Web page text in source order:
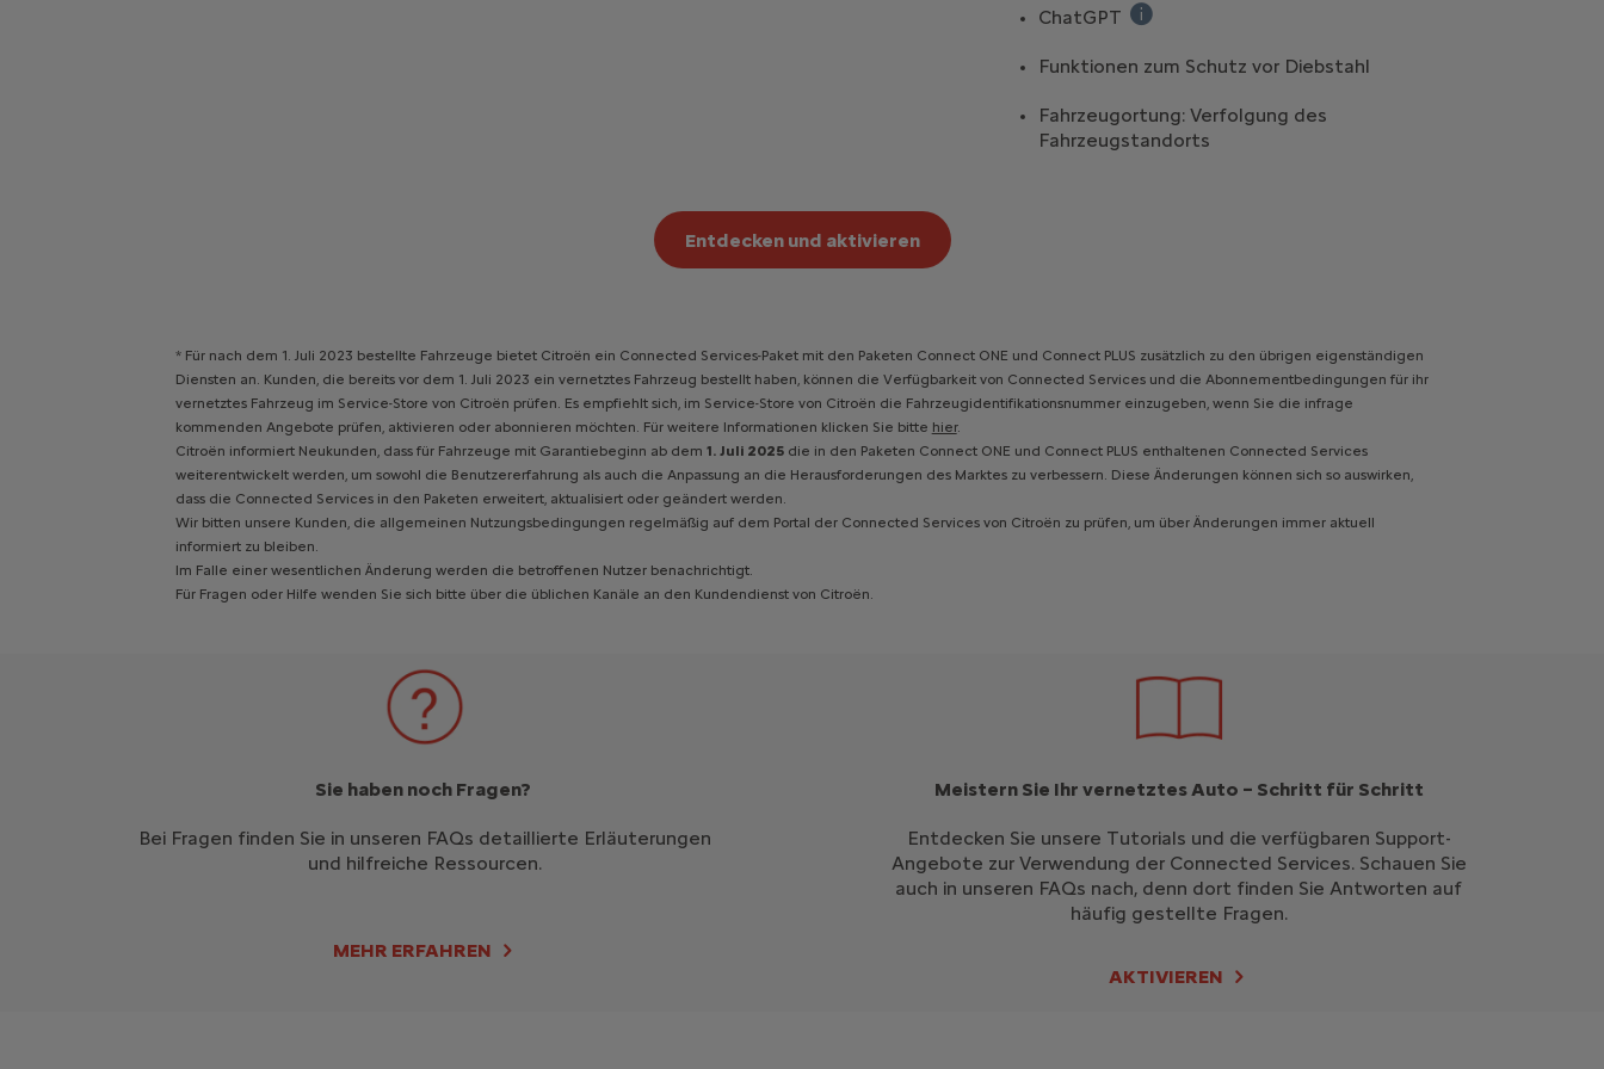
ChatGPT
Funktionen zum Schutz vor Diebstahl
Fahrzeugortung: Verfolgung des
Fahrzeugstandorts
Entdecken und aktivieren
* Für nach dem 1. Juli 2023 bestellte Fahrzeuge bietet Citroën ein Connected Services-Paket mit den Paketen Connect ONE und Connect PLUS zusätzlich zu den übrigen eigenständigen
Diensten an. Kunden, die bereits vor dem 1. Juli 2023 ein vernetztes Fahrzeug bestellt haben, können die Verfügbarkeit von Connected Services und die Abonnementbedingungen für ihr
vernetztes Fahrzeug im Service-Store von Citroën prüfen. Es empfiehlt sich, im Service-Store von Citroën die Fahrzeugidentifikationsnummer einzugeben, wenn Sie die infrage
kommenden Angebote prüfen, aktivieren oder abonnieren möchten. Für weitere Informationen klicken Sie bitte hier.
Citroën informiert Neukunden, dass für Fahrzeuge mit Garantiebeginn ab dem 1. Juli 2025die in den Paketen Connect ONE und Connect PLUS enthaltenen Connected Services
weiterentwickelt werden, um sowohl die Benutzererfahrung als auch die Anpassung an die Herausforderungen des Marktes zu verbessern. Diese Änderungen können sich so auswirken,
dass die Connected Services in den Paketen erweitert, aktualisiert oder geändert werden.
Wir bitten unsere Kunden, die allgemeinen Nutzungsbedingungen regelmäßig auf dem Portal der Connected Services von Citroën zu prüfen, um über Änderungen immer aktuell
informiert zu bleiben.
Im Falle einer wesentlichen Änderung werden die betroffenen Nutzer benachrichtigt.
Für Fragen oder Hilfe wenden Sie sich bitte über die üblichen Kanäle an den Kundendienst von Citroën.
Sie haben noch Fragen?
Bei Fragen finden Sie in unseren FAQs detaillierte Erläuterungen
und hilfreiche Ressourcen.
MEHR ERFAHREN
Meistern Sie Ihr vernetztes Auto – Schritt für Schritt
Entdecken Sie unsere Tutorials und die verfügbaren Support-
Angebote zur Verwendung der Connected Services. Schauen Sie
auch in unseren FAQs nach, denn dort finden Sie Antworten auf
häufig gestellte Fragen.
AKTIVIEREN